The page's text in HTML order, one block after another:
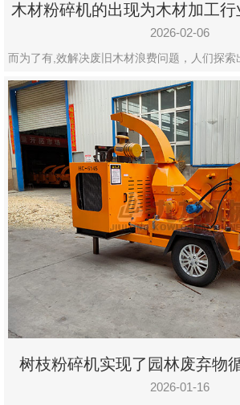
木材粉碎机的出现为木材加工
化
2026-02-06
而为了有,效解决废旧木材浪费问题，人们探索
树枝粉碎机实现了园林废弃物
2026-01-16